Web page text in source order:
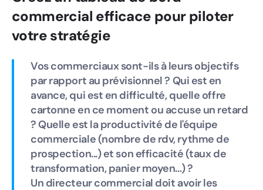
commercial efficace pour piloter
votre stratégie
Vos commerciaux sont-ils à leurs objectifs
par rapport au prévisionnel ? Qui est en
avance, qui est en difficulté, quelle offre
cartonne en ce moment ou accuse un retard
? Quelle est la productivité de l'équipe
commerciale (nombre de rdv, rythme de
prospection...) et son efficacité (taux de
transformation, panier moyen...) ?
Un directeur commercial doit avoir les